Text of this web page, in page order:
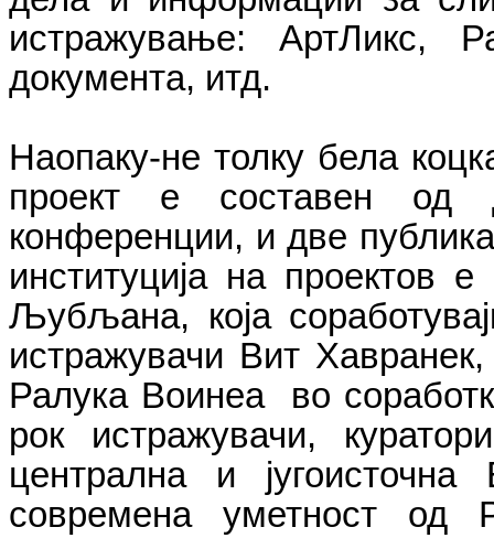
истражување: АртЛикс,
документа, итд.
Наопаку-не толку бела
проект е составен
конференции, и две
институција на проектов
Љубљана, која
истражувачи Вит
Ралука Воинеа во
рок истражувачи,
централна и
современа уметност од